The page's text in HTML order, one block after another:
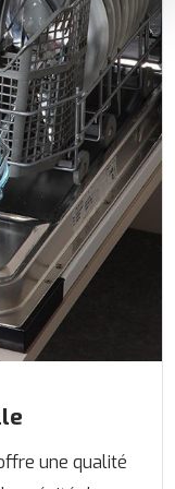
à vous
indiqué
receive and
une qualité